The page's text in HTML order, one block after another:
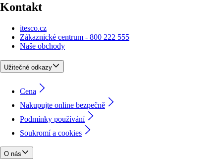
Kontakt
itesco.cz
Zákaznické centrum - 800 222 555
Naše obchody
Užitečné odkazy
Cena
Nakupujte online bezpečně
Podmínky používání
Soukromí a cookies
O nás